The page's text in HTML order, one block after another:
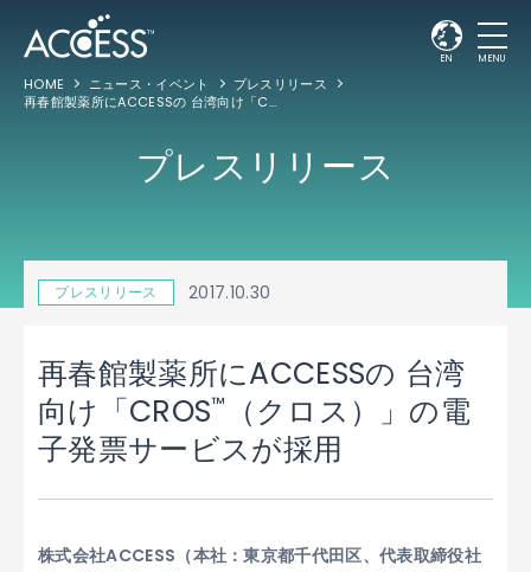
EN MENU
HOME ニュース・イベント
プレスリリース
再春館製薬所にACCESSの 台湾向け「CROS
プレスリリース
プレスリリース 2017.10.30
再春館製薬所にACCESSの 台湾
向け「CROS™
（クロス）」の電
子発票サービスが採用
株式会社ACCESS（本社：東京都千代田区、代表取締役社